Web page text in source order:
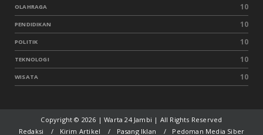
OLAHRAGA 10
PENDIDIKAN 10
POLITIK 10
TEKNOLOGI 10
WISATA 10
Copyright © 2026 | Warta 24 Jambi | All Rights Reserved
Redaksi
Kirim Artikel Pasang Iklan Pedoman Media Siber